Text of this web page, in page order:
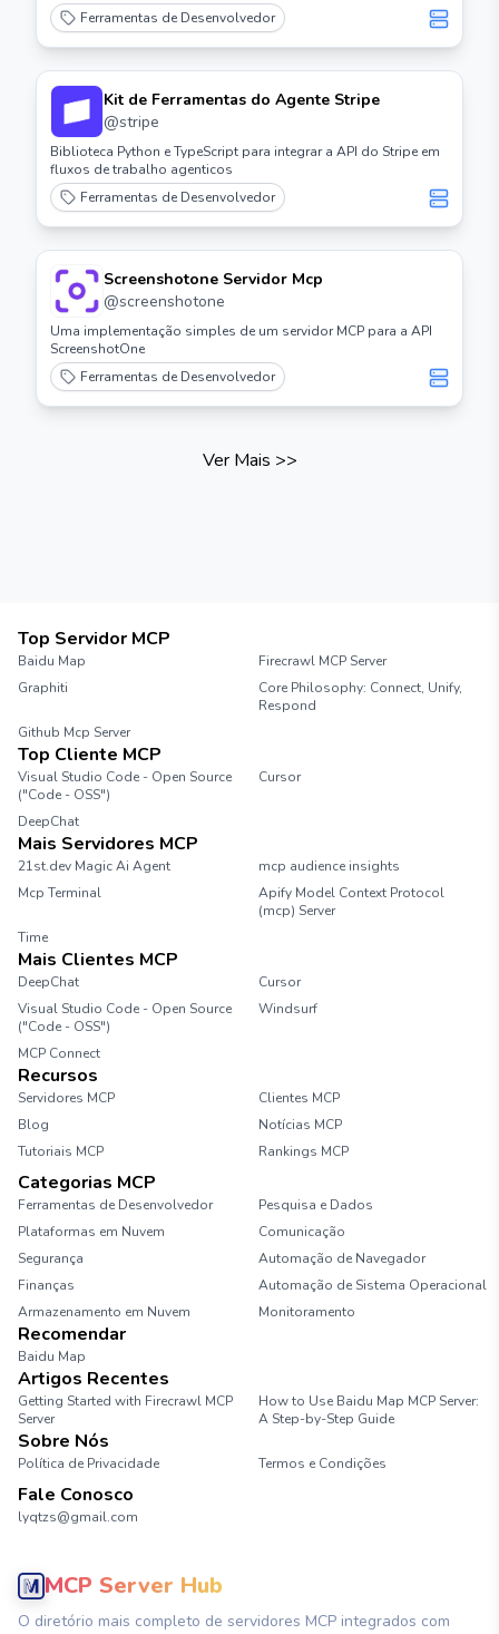
Ferramentas de Desenvolvedor
Kit de Ferramentas do Agente Stripe
@stripe
Biblioteca Python e TypeScript para integrar a API do Stripe em
fluxos de trabalho agenticos
Ferramentas de Desenvolvedor
Screenshotone Servidor Mcp
@screenshotone
Uma implementação simples de um servidor MCP para a API
ScreenshotOne
Ferramentas de Desenvolvedor
Ver Mais >>
Top Servidor MCP
Baidu Map
Firecrawl MCP Server
Graphiti
Core Philosophy: Connect, Unify,
Respond
Github Mcp Server
Top Cliente MCP
Visual Studio Code - Open Source
("Code - OSS")
Cursor
DeepChat
Mais Servidores MCP
21st.dev Magic Ai Agent
mcp audience insights
Mcp Terminal
Apify Model Context Protocol
(mcp) Server
Time
Mais Clientes MCP
DeepChat
Cursor
Visual Studio Code - Open Source
("Code - OSS")
Windsurf
MCP Connect
Recursos
Servidores MCP
Clientes MCP
Blog
Notícias MCP
Tutoriais MCP
Rankings MCP
Categorias MCP
Ferramentas de Desenvolvedor
Pesquisa e Dados
Plataformas em Nuvem
Comunicação
Segurança
Automação de Navegador
Finanças
Automação de Sistema Operacional
Armazenamento em Nuvem
Monitoramento
Recomendar
Baidu Map
Artigos Recentes
Getting Started with Firecrawl MCP
Server
How to Use Baidu Map MCP Server:
A Step-by-Step Guide
Sobre Nós
Política de Privacidade Termos e Condições
Fale Conosco
lyqtzs@gmail.com
MCP Server Hub
O diretório mais completo de servidores MCP integrados com